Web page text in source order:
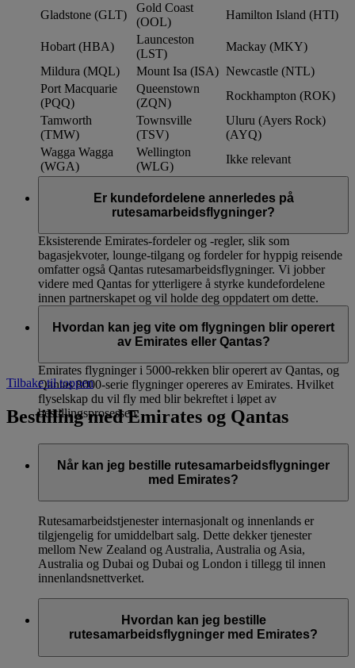
Gladstone (GLT)
Gold Coast
(OOL)
Hamilton Island (HTI)
Hobart (HBA)
Launceston
(LST)
Mackay (MKY)
Mildura (MQL)
Mount Isa (ISA) Newcastle (NTL)
Port Macquarie
(PQQ)
Queenstown
(ZQN)
Rockhampton (ROK)
Tamworth
(TMW)
Townsville
(TSV)
Uluru (Ayers Rock)
(AYQ)
Wagga Wagga
(WGA)
Wellington
(WLG)
Ikke relevant
Er kundefordelene annerledes på
rutesamarbeidsflygninger?
Eksisterende Emirates-fordeler og -regler, slik som
bagasjekvoter, lounge-tilgang og fordeler for hyppig reisende
omfatter også Qantas rutesamarbeidsflygninger. Vi jobber
videre med Qantas for ytterligere å styrke kundefordelene
innen partnerskapet og vil holde deg oppdatert om dette.
Hvordan kan jeg vite om flygningen blir operert
av Emirates eller Qantas?
Emirates flygninger i 5000-rekken blir operert av Qantas, og
Qantas 8000-serie flygninger opereres av Emirates. Hvilket
flyselskap du vil fly med blir bekreftet i løpet av
bestillingsprosessen.
Tilbake til toppen
Bestilling med Emirates og Qantas
Når kan jeg bestille rutesamarbeidsflygninger
med Emirates?
Rutesamarbeidstjenester internasjonalt og innenlands er
tilgjengelig for umiddelbart salg. Dette dekker tjenester
mellom New Zealand og Australia, Australia og Asia,
Australia og Dubai og Dubai og London i tillegg til innen
innenlandsnettverket.
Hvordan kan jeg bestille
rutesamarbeidsflygninger med Emirates?